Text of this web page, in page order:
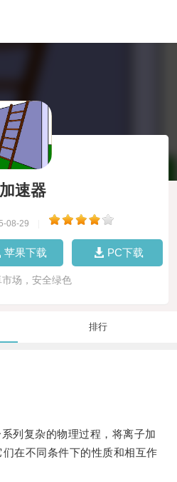
速器
08-29
苹果下载 PC下载
市场，安全绿色
排行
复杂的物理过程，将离子加
在不同条件下的性质和相互作